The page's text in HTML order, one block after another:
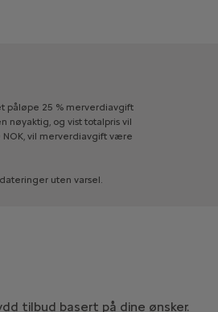
påløpe 25 % merverdiavgift
nøyaktig, og vist totalpris vil
NOK, vil merverdiavgift være
uten varsel.
tilbud basert på dine ønsker.